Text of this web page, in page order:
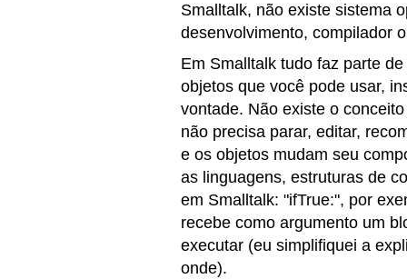
Smalltalk, não existe sistema
desenvolvimento, compilador
Em Smalltalk tudo faz parte
objetos que você pode usar,
vontade. Não existe o
não precisa parar, editar,
e os objetos mudam seu
as linguagens, estruturas de
em Smalltalk: "ifTrue:", por
recebe como argumento um
executar (eu simplifiquei a
onde).